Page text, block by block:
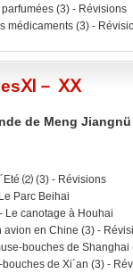
(3) - Révisions
médicaments (3) -
－ ⅩⅩ
de Meng Jiangnü
⑵ (3) - Révisions
Parc Beihai
- Le canotage à Houhai
avion en Chine (3) -
bouches de Shanghai
de Xi´an (3) -